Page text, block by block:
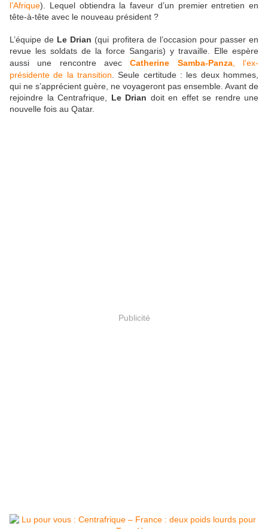
l’Afrique). Lequel obtiendra la faveur d’un premier entretien en
tête-à-tête avec le nouveau président ?
L’équipe de Le Drian (qui profitera de l’occasion pour passer en
revue les soldats de la force Sangaris) y travaille. Elle espère
aussi une rencontre avecCatherine Samba-Panza, l’ex-
présidente de la transition . Seule certitude : les deux hommes,
qui ne s’apprécient guère, ne voyageront pas ensemble. Avant de
rejoindre la Centrafrique, Le Drian doit en effet se rendre une
nouvelle fois au Qatar.
Publicité